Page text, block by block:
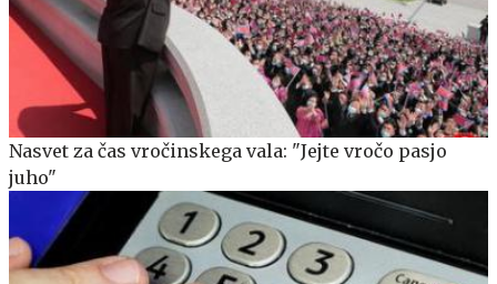
Nasvet za čas vročinskega vala: "Jejte vročo pasjo
juho"